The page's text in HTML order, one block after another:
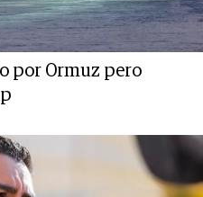
por Ormuz pero